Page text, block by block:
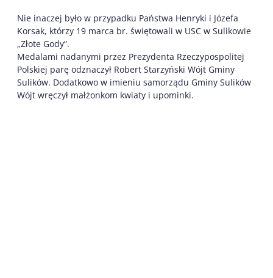
Nie inaczej było w przypadku Państwa Henryki i Józefa
Korsak, którzy 19 marca br. świętowali w USC w Sulikowie
„Złote Gody”.
Medalami nadanymi przez Prezydenta Rzeczypospolitej
Polskiej parę odznaczył Robert Starzyński Wójt Gminy
Sulików. Dodatkowo w imieniu samorządu Gminy Sulików
Wójt wręczył małżonkom kwiaty i upominki.